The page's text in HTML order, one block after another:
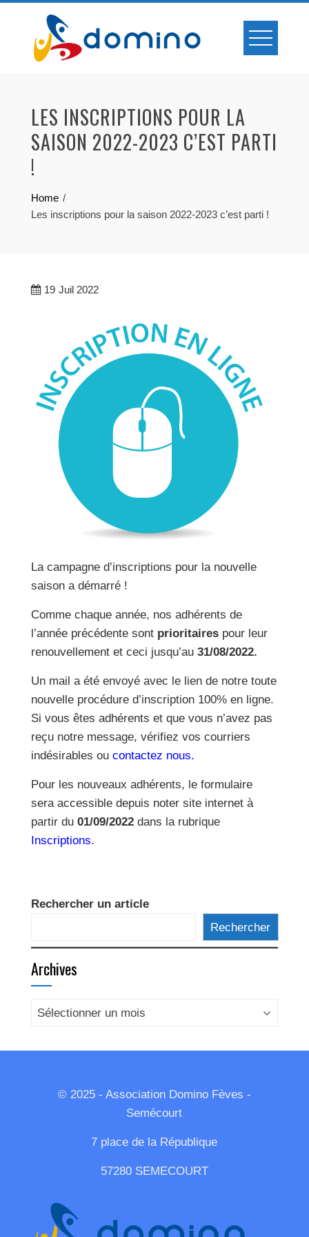
content
LES INSCRIPTIONS POUR LA
SAISON 2022-2023 C’EST PARTI
!
Home
Les inscriptions pour la saison 2022-2023 c’est parti !
19 Juil 2022
La campagne d’inscriptions pour la nouvelle
saison a démarré !
Comme chaque année, nos adhérents de
l’année précédente sont prioritairespour leur
renouvellement et ceci jusqu’au 31/08/2022.
Un mail a été envoyé avec le lien de notre toute
nouvelle procédure d’inscription 100% en ligne.
Si vous êtes adhérents et que vous n’avez pas
reçu notre message, vérifiez vos courriers
indésirables ou contactez nous.
Pour les nouveaux adhérents, le formulaire
sera accessible depuis noter site internet à
partir du 01/09/2022 dans la rubrique
Inscriptions.
Rechercher un article
Rechercher
Archives
Archives
© 2025 - Association Domino Fèves -
Semécourt
7 place de la République
57280 SEMECOURT